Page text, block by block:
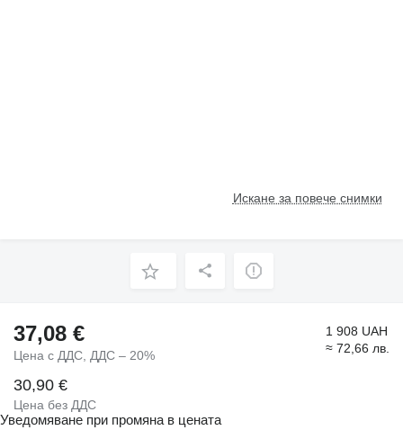
Искане за повече снимки
37,08 €
Цена с ДДС, ДДС – 20%
1 908 UAH
≈ 72,66 лв.
30,90 €
Цена без ДДС
Уведомяване при промяна в цената